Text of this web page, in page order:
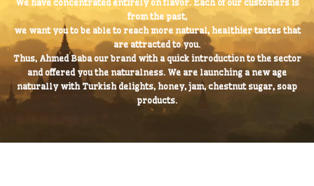
we offer you our natural flavors.
We have concentrated entirely on flavor. Each of our customers is
from the past,
we want you to be able to reach more natural, healthier tastes that
are attracted to you.
Thus, Ahmed Baba our brand with a quick introduction to the sector
and offered you the naturalness. We are launching a new age
naturally with Turkish delights, honey, jam, chestnut sugar, soap